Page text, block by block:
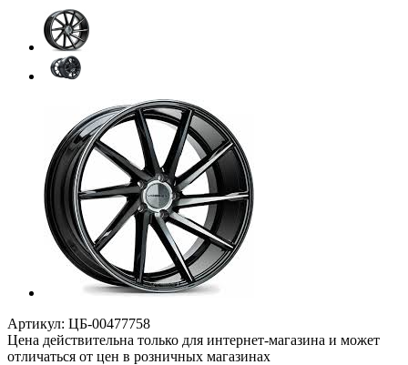
Артикул: ЦБ-00477758
Цена действительна только для интернет-магазина и может
отличаться от цен в розничных магазинах